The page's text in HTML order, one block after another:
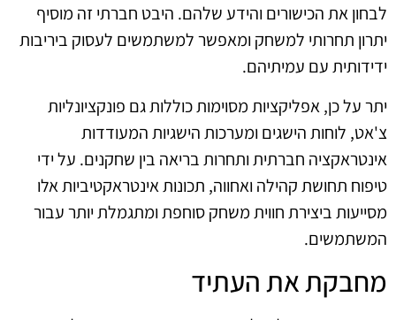
לבחון את הכישורים והידע שלהם. היבט חברתי זה מוסיף
יתרון תחרותי למשחק ומאפשר למשתמשים לעסוק ביריבות
ידידותית עם עמיתיהם.
יתר על כן, אפליקציות מסוימות כוללות גם פונקציונליות
צ'אט, לוחות הישגים ומערכות הישגיות המעודדות
אינטראקציה חברתית ותחרות בריאה בין שחקנים. על ידי
טיפוח תחושת קהילה ואחווה, תכונות אינטראקטיביות אלו
מסייעות ביצירת חווית משחק סוחפת ומתגמלת יותר עבור
המשתמשים.
מחבקת את העתיד